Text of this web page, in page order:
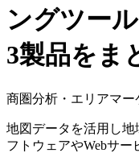
ングツール
3製品をま
商圏分析・エリアマー
地図データを活用し
フトウェアやWebサー